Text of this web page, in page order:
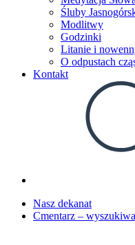
Śluby
Modlitwy
Godzinki
Litanie i
O odpustach
Kontakt
Nasz dekanat
Cmentarz –